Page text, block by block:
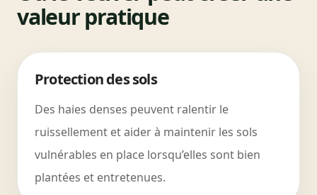
valeur pratique
Protection des sols
Des haies denses peuvent ralentir le
ruissellement et aider à maintenir les sols
vulnérables en place lorsqu’elles sont bien
plantées et entretenues.